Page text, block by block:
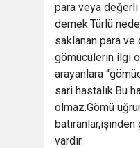
para veya
demek.Türlü
saklanan para
gömücülerin ilgi
arayanlara
sari hastalık.Bu
olmaz.Gömü
vardır.